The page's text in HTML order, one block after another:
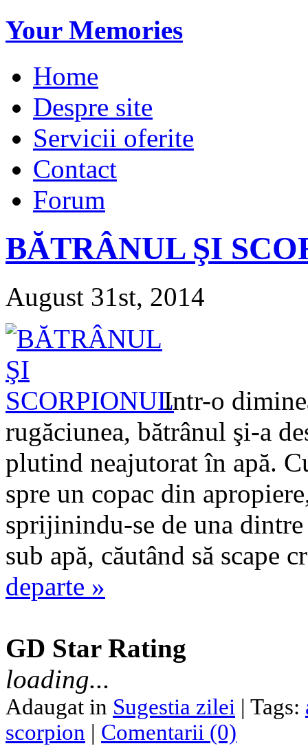
Your Memories
Home
Despre site
Servicii oferite
Contact
Forum
BĂTRÂNUL ŞI
August 31st, 2014
Intr-o
rugăciunea, bătrânul şi-a
plutind neajutorat în apă.
spre un copac din
sprijinindu-se de una
sub apă, căutând să scape
departe »
GD Star Rating
loading...
Adaugat in Sugestia zilei | Tags:
scorpion | Comentarii (0)